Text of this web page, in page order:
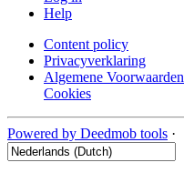
Help
Content policy
Privacyverklaring
Algemene Voorwaarden
Cookies
Powered by Deedmob tools ·